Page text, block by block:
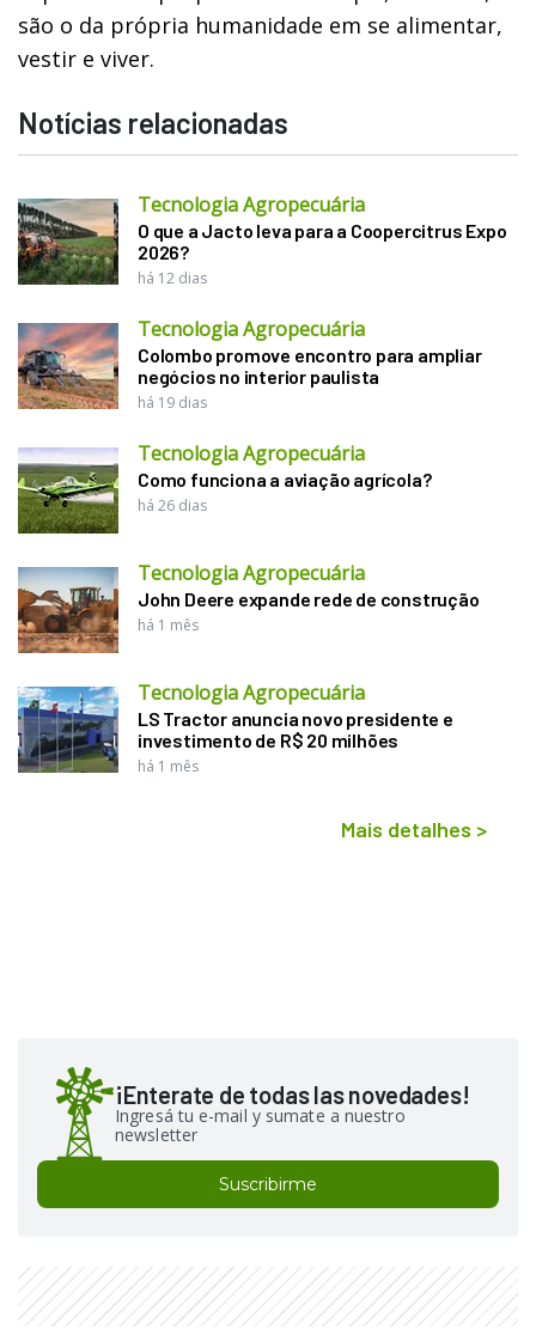
são o da própria humanidade em se alimentar,
vestir e viver.
Notícias relacionadas
Tecnologia Agropecuária
O que a Jacto leva para a Coopercitrus Expo
2026?
há 12 dias
Tecnologia Agropecuária
Colombo promove encontro para ampliar
negócios no interior paulista
há 19 dias
Tecnologia Agropecuária
Como funciona a aviação agrícola?
há 26 dias
Tecnologia Agropecuária
John Deere expande rede de construção
há 1 mês
Tecnologia Agropecuária
LS Tractor anuncia novo presidente e
investimento de R$ 20 milhões
há 1 mês
Mais detalhes >
¡Enterate de todas las novedades!
Ingresá tu e-mail y sumate a nuestro
newsletter
Suscribirme